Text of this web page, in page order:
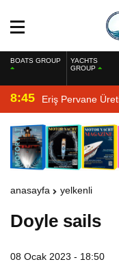
BOATS GROUP
YACHTS
GROUP
8:45 Eriş Pervane
anasayfa yelkenli
Doyle sails
08 Ocak 2023 - 18:50